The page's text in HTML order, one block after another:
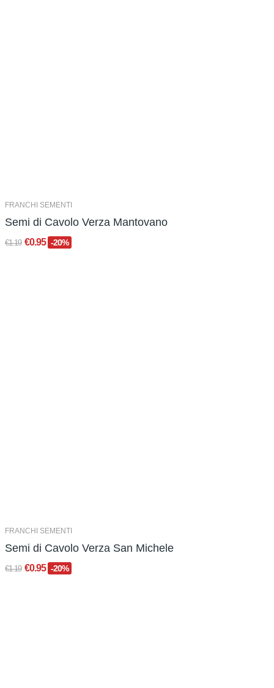
FRANCHI SEMENTI
Semi di Cavolo Verza Mantovano
€1.19 €0.95 -20%
FRANCHI SEMENTI
Semi di Cavolo Verza San Michele
€1.19 €0.95 -20%